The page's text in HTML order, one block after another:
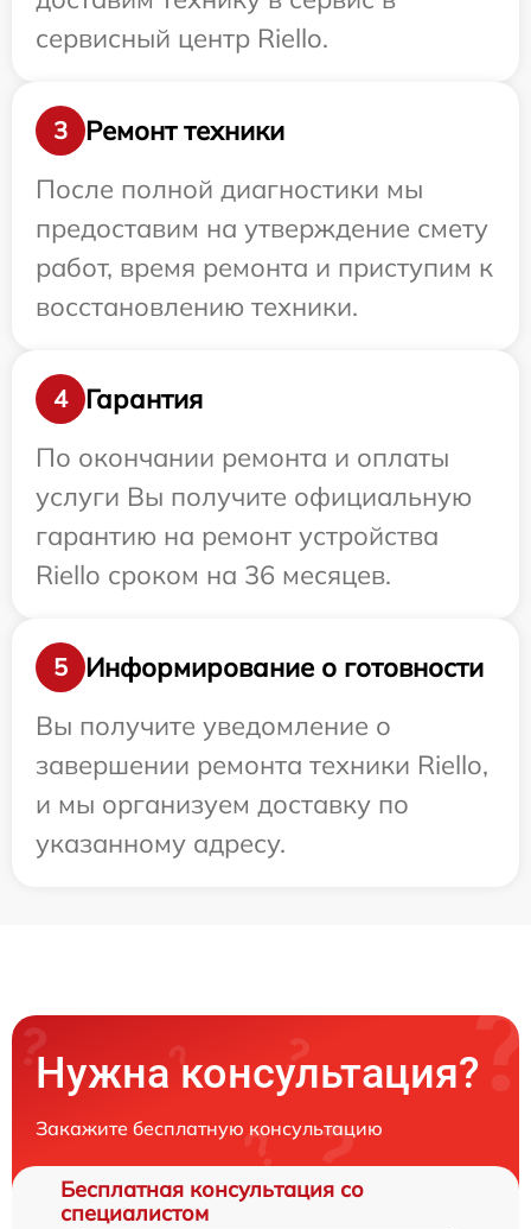
сервисный центр Riello.
3
Ремонт техники
После полной диагностики мы
предоставим на утверждение смету
работ, время ремонта и приступим к
восстановлению техники.
4
Гарантия
По окончании ремонта и оплаты
услуги Вы получите официальную
гарантию на ремонт устройства
Riello сроком на 36 месяцев.
5
Информирование о готовности
Вы получите уведомление о
завершении ремонта техники Riello,
и мы организуем доставку по
указанному адресу.
Нужна консультация?
Закажите бесплатную консультацию
Бесплатная консультация со
специалистом